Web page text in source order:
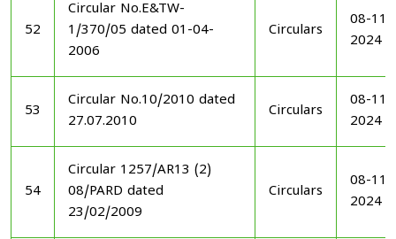
52
Circular No.E&TW-
1/370/05 dated 01-04-
2006
Circulars
08-11-
2024
53
Circular No.10/2010 dated
27.07.2010
Circulars
08-11-
2024
54
Circular 1257/AR13 (2)
08/PARD dated
23/02/2009
Circulars
08-11-
2024